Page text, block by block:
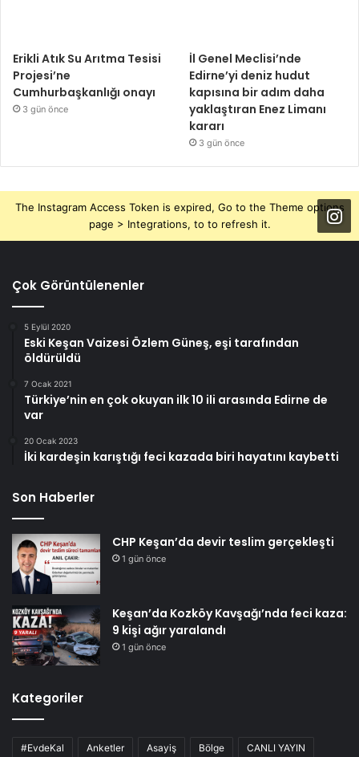
Erikli Atık Su Arıtma Tesisi
Projesi’ne
Cumhurbaşkanlığı onayı
3 gün önce
İl Genel Meclisi’nde
Edirne’yi deniz hudut
kapısına bir adım daha
yaklaştıran Enez Limanı
kararı
3 gün önce
The Instagram Access Token is expired, Go to the Theme options
page > Integrations, to to refresh it.
Çok Görüntülenenler
5 Eylül 2020
Eski Keşan Vaizesi Özlem Güneş, eşi tarafından
öldürüldü
7 Ocak 2021
Türkiye’nin en çok okuyan ilk 10 ili arasında Edirne de
var
20 Ocak 2023
İki kardeşin karıştığı feci kazada biri hayatını kaybetti
Son Haberler
CHP Keşan’da devir teslim gerçekleşti
1 gün önce
Keşan’da Kozköy Kavşağı’nda feci kaza:
9 kişi ağır yaralandı
1 gün önce
Kategoriler
#EvdeKal Anketler Asayiş Bölge CANLI YAYIN